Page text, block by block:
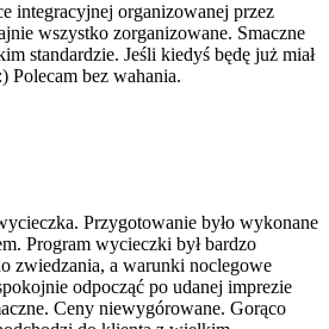
integracyjnej organizowanej przez
wszystko zorganizowane. Smaczne
standardzie. Jeśli kiedyś będę już miał
Polecam bez wahania.
Przygotowanie było wykonane
Program wycieczki był bardzo
zwiedzania, a warunki noclegowe
odpocząć po udanej imprezie
Ceny niewygórowane. Gorąco